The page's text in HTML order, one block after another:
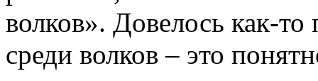
волков». Довелось как-
среди волков – это